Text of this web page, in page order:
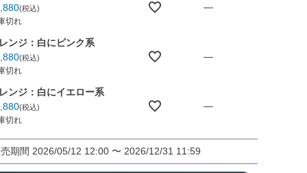
税込
切れ
—
ンジ：白にピンク系
税込
切れ
—
ンジ：白にイエロー系
税込
切れ
—
期間 2026/05/12 12:00 〜 2026/12/31 11:59